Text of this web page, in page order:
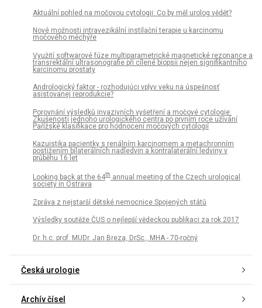
Aktuální pohled na močovou cytologii: Co by měl urolog vědět?
Nové možnosti intravezikální instilační terapie u karcinomu
močového měchýře
Využití softwarové fúze multiparametrické magnetické rezonance a
transrektální ultrasonografie při cílené biopsii nejen signifikantního
karcinomu prostaty
Andrologický faktor - rozhodujúci vplyv veku na úspešnosť
asistovanej reprodukcie?
Porovnání výsledků invazivních vyšetření a močové cytologie:
Zkušenosti jednoho urologického centra po prvním roce užívání
Pařížské klasifikace pro hodnocení močových cytologií
Kazuistika pacientky s renálním karcinomem a metachronním
postižením bilaterálních nadledvin a kontralaterální ledviny v
průběhu 16 let
Looking back at the 64th annual meeting of the Czech urological
society in Ostrava
Zpráva z nejstarší dětské nemocnice Spojených států
Výsledky soutěže ČUS o nejlepší vědeckou publikaci za rok 2017
Dr. h.c. prof. MUDr. Jan Breza, DrSc., MHA - 70-ročný
Česká urologie
Archív čísel